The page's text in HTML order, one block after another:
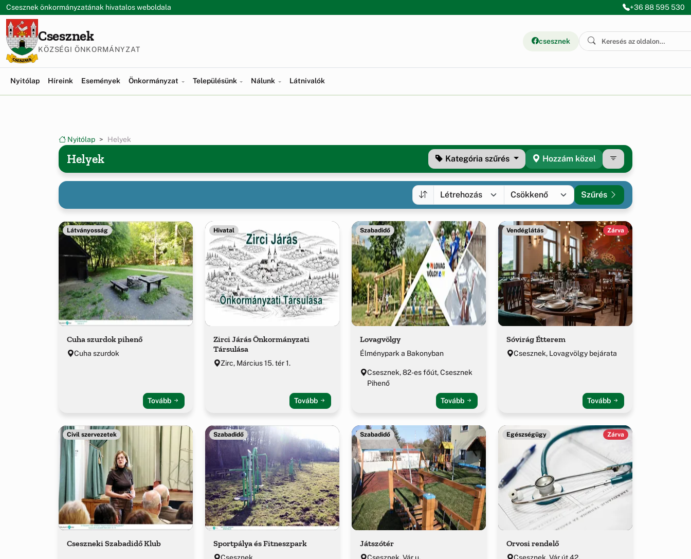
Ugrás a menüre
Ugrás a tartalomra
Csesznek önkormányzatának hivatalos weboldala +36 88 595 530
Csesznek
KÖZSÉGI ÖNKORMÁNYZAT
csesznek
Nyitólap Híreink Események Önkormányzat Településünk Nálunk Látnivalók
Nyitólap Helyek
Helyek Kategóriaszűrés Hozzám közel
Szűrés
Látványosság
Cuha szurdok pihenő
Cuha szurdok
Tovább
Hivatal
Zirci Járás Önkormányzati
Társulása
Zirc, Március 15. tér 1.
Tovább
Szabadidő
Lovagvölgy
Élménypark a Bakonyban
Csesznek, 82-es főút, Csesznek
Pihenő
Tovább
Vendéglátás Zárva
Sóvirág Étterem
Csesznek, Lovagvölgy bejárata
Tovább
Civil szervezetek
Cseszneki Szabadidő Klub
Szabadidő
Sportpálya és Fitneszpark
Csesznek
Szabadidő
Játszótér
Csesznek, Vár u.
Egészségügy Zárva
Orvosi rendelő
Csesznek, Vár út 42.